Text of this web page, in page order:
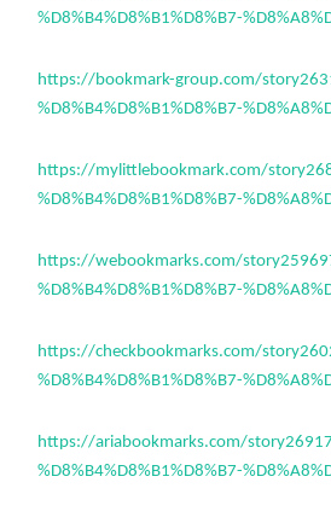
%D8%B4%D8%B1%D8%B7-
https://bookmark-group.com/
%D8%B4%D8%B1%D8%B7-
https://mylittlebookmark.com/
%D8%B4%D8%B1%D8%B7-
https://webookmarks.com/
%D8%B4%D8%B1%D8%B7-
https://checkbookmarks.com/
%D8%B4%D8%B1%D8%B7-
https://ariabookmarks.com/
%D8%B4%D8%B1%D8%B7-